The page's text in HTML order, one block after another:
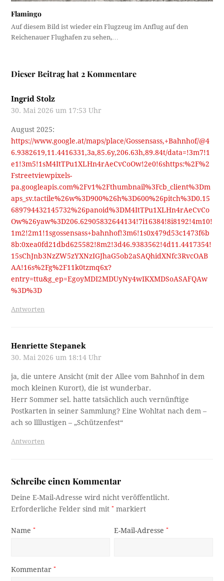
Flamingo
Auf diesem Bild ist wieder ein Flugzeug im Anflug auf den
Reichenauer Flughafen zu sehen,…
Dieser Beitrag hat 2 Kommentare
Ingrid Stolz
30. Mai 2026 um 17:53 Uhr
August 2025:
https://www.google.at/maps/place/Gossensass,+Bahnhof/@4
6.9382619,11.4416331,3a,85.6y,206.63h,89.84t/data=!3m7!1
e1!3m5!1sM4ItTPu1XLHn4rAeCvCoOw!2e0!6shttps:%2F%2
Fstreetviewpixels-
pa.googleapis.com%2Fv1%2Fthumbnail%3Fcb_client%3Dm
aps_sv.tactile%26w%3D900%26h%3D600%26pitch%3D0.15
689794432145732%26panoid%3DM4ItTPu1XLHn4rAeCvCo
Ow%26yaw%3D206.62905832644134!7i16384!8i8192!4m10!
1m2!2m1!1sgossensass+bahnhof!3m6!1s0x479d53c1473f6b
8b:0xea0fd21dbd625582!8m2!3d46.9383562!4d11.4417354!
15sChJnb3NzZW5zYXNzIGJhaG5ob2aSAQhidXNfc3RvcOAB
AA!16s%2Fg%2F11k0tzmq6x?
entry=ttu&g_ep=EgoyMDI2MDUyNy4wIKXMDSoASAFQAw
%3D%3D
Antworten
Henriette Stepanek
30. Mai 2026 um 18:14 Uhr
ja, die untere Ansicht (mit der Allee vom Bahnhof in dem
moch kleinen Kurort), die ist wunderbar.
Herr Sommer sel. hatte tatsächlich auch vernünftige
Postkarten in seiner Sammlung? Eine Wohltat nach dem –
ach so llllustigen – „Schützenfest“
Antworten
Schreibe einen Kommentar
Deine E-Mail-Adresse wird nicht veröffentlicht.
Erforderliche Felder sind mit* markiert
Name* E-Mail-Adresse*
Kommentar*